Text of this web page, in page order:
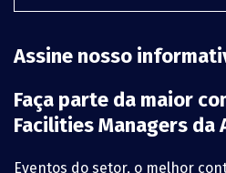
Assine nosso
Faça parte da maior
Facilities Managers da
Eventos do setor, o melhor